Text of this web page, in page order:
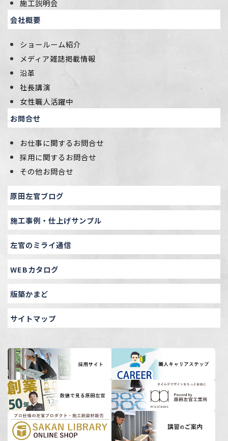
施工説明会
会社概要
ショールーム紹介
メディア雑誌掲載情報
沿革
社長講演
女性職人活躍中
お問合せ
お仕事に関するお問合せ
採用に関するお問合せ
その他お問合せ
原田左官ブログ
施工事例・仕上げサンプル
左官のミライ通信
WEBカタログ
版築かまど
サイトマップ